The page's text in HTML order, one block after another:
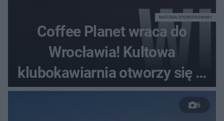
Coffee Planet wraca do
Wrocławia! Kultowa
klubokawiarnia otworzy się w
nowym miejscu
MATERIAŁ SPONSOROWANY
6